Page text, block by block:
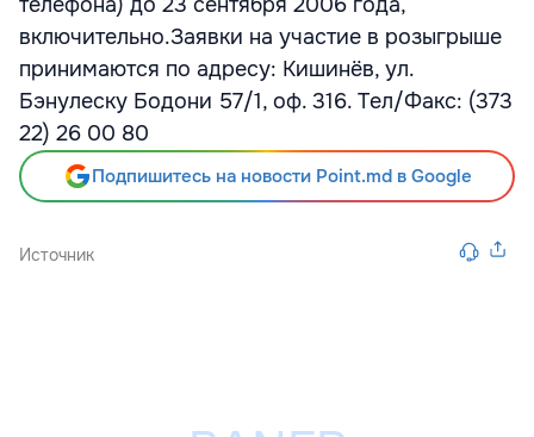
включительно.Заявки на участие в розыгрыше
принимаются по адресу: Кишинёв, ул.
Бэнулеску Бодони 57/1, оф. 316. Tел/Факс: (373
22) 26 00 80
Подпишитесь на новости Point.md в Google
Источник